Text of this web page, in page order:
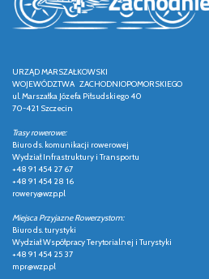
URZĄD MARSZAŁKOWSKI
WOJEWÓDZTWA ZACHODNIOPOMORSKIEGO
ul. Marszałka Józefa Piłsudskiego 40
70-421 Szczecin
Trasy rowerowe:
Biuro ds. komunikacji rowerowej
Wydział Infrastruktury i Transportu
+48 91 454 27 67
+48 91 454 28 16
rowery@wzp.pl
Miejsca Przyjazne Rowerzystom:
Biuro ds. turystyki
Wydział Współpracy Terytorialnej i Turystyki
+48 91 454 25 37
mpr@wzp.pl